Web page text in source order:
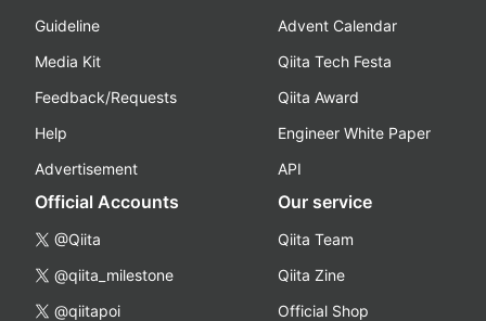
Guideline
Media Kit
Feedback/Requests
Help
Advertisement
Advent Calendar
Qiita Tech Festa
Qiita Award
Engineer White Paper
API
Official Accounts
@Qiita
@qiita_milestone
@qiitapoi
Our service
Qiita Team
Qiita Zine
Official Shop